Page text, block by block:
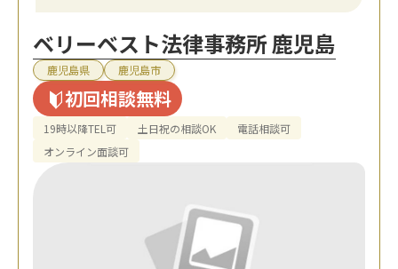
ベリーベスト法律事務所 鹿児島
鹿児島県 鹿児島市
初回相談無料
19時以降TEL可 土日祝の相談OK
電話相談可
オンライン面談可